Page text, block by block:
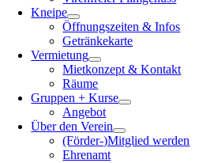
Kneipe
Öffnungszeiten & Infos
Getränkekarte
Vermietung
Mietkonzept & Kontakt
Räume
Gruppen + Kurse
Angebot
Über den Verein
(Förder-)Mitglied werden
Ehrenamt